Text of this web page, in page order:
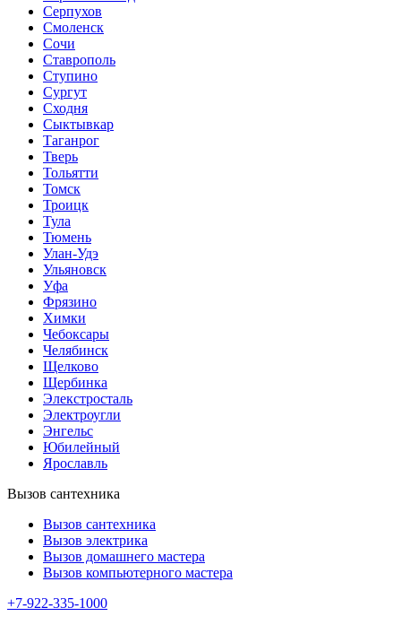
Серпухов
Смоленск
Сочи
Ставрополь
Ступино
Сургут
Сходня
Сыктывкар
Таганрог
Тверь
Тольятти
Томск
Троицк
Тула
Тюмень
Улан-Удэ
Ульяновск
Уфа
Фрязино
Химки
Чебоксары
Челябинск
Щелково
Щербинка
Элекстросталь
Электроугли
Энгельс
Юбилейный
Ярославль
Вызов сантехника
Вызов сантехника
Вызов электрика
Вызов домашнего мастера
Вызов компьютерного мастера
+7-922-335-1000